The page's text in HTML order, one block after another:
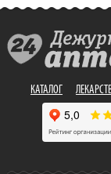
КАТАЛОГ